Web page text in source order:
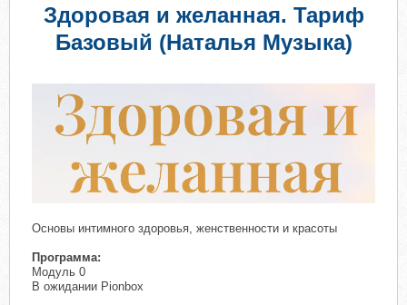
Здоровая и желанная. Тариф
Базовый (Наталья Музыка)
Основы интимного здоровья, женственности и красоты
Программа:
Модуль 0
В ожидании Pionbox